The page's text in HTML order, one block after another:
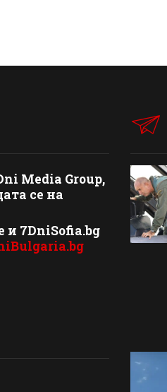
Media Group,
се на
и 7DniSofia.bg